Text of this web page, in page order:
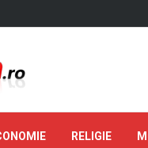
RELIGIE